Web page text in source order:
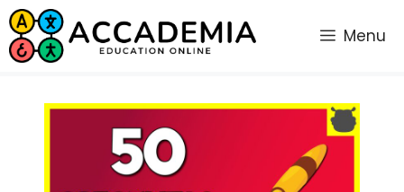
Saltar
al
contenido
Menu